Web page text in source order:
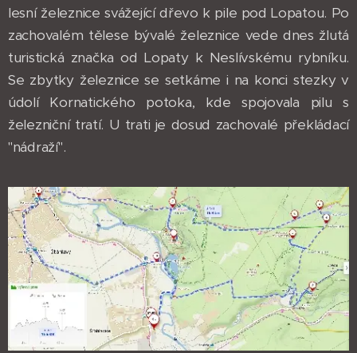
lesní železnice svážející dřevo k pile pod Lopatou. Po
zachovalém tělese bývalé železnice vede dnes žlutá
turistická značka od Lopaty k Neslívskému rybníku.
Se zbytky železnice se setkáme i na konci stezky v
údolí Kornatického potoka, kde spojovala pilu s
železniční tratí. U trati je dosud zachovalé překládací
"nádraží".